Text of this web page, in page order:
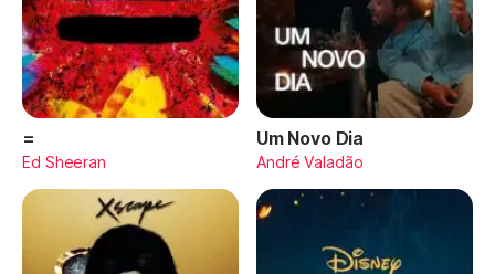
=
Ed Sheeran
Um Novo Dia
André Valadão